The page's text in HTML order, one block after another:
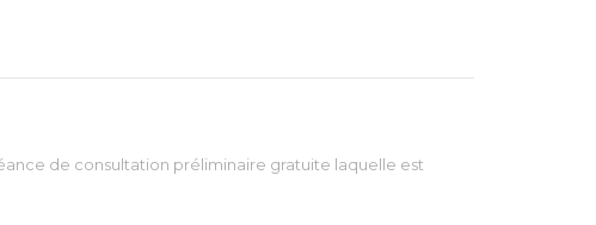
de consultation préliminaire gratuite laquelle est